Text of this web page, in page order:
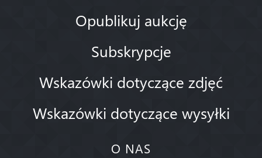
Opublikuj aukcję
Subskrypcje
Wskazówki dotyczące zdjęć
Wskazówki dotyczące wysyłki
O NAS